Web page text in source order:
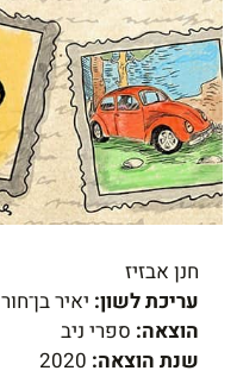
חנן אבזיז
עריכת לשון: יאיר בן־חור
הוצאה: ספרי ניב
שנת הוצאה: